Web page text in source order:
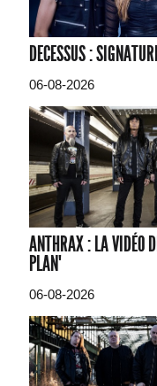
DECESSUS :
06-08-2026
ANTHRAX : LA VIDÉO
PLAN"
06-08-2026